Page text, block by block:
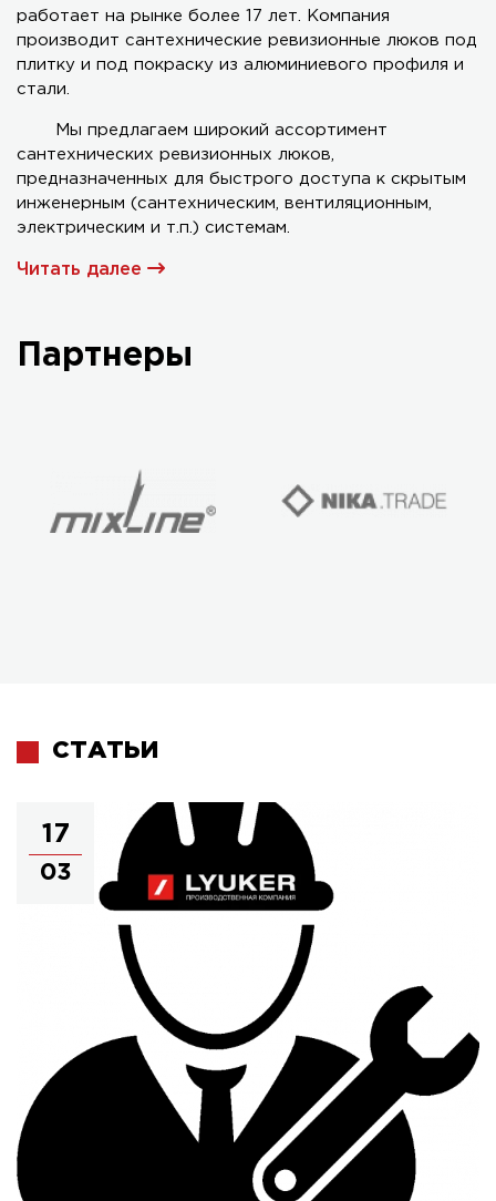
Серия AL-KR двухстворчатый
работает на рынке более 17 лет. Компания
производит сантехнические ревизионные люков под
плитку и под покраску из алюминиевого профиля и
стали.
Мы предлагаем широкий ассортимент
сантехнических ревизионных люков,
предназначенных для быстрого доступа к скрытым
инженерным (сантехническим, вентиляционным,
электрическим и т.п.) системам.
Читать далее
Партнеры
СТАТЬИ
17
03